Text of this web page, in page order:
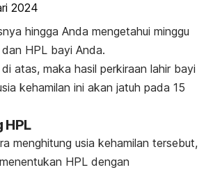
2024
hingga Anda mengetahui minggu
HPL bayi Anda.
atas, maka hasil perkiraan lahir bayi
kehamilan ini akan jatuh pada 15
HPL
menghitung usia kehamilan tersebut,
HPL dengan